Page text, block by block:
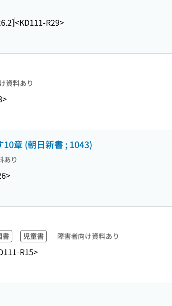
<KD111-R29>
資料あり
章 (朝日新書 ; 1043)
あり
書 児童書 障害者向け資料あり
R15>